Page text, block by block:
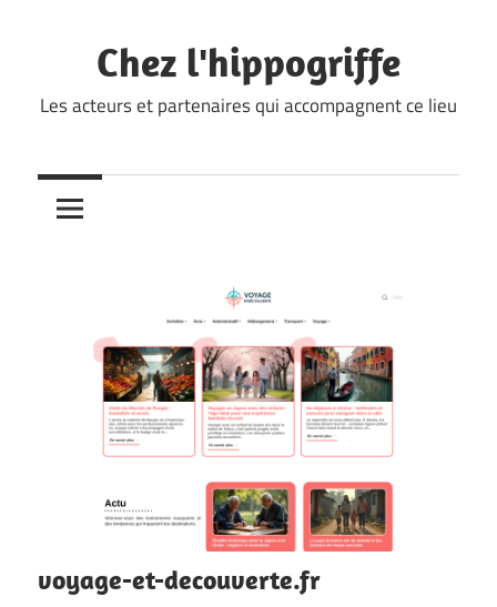
Chez l'hippogriffe
Les acteurs et partenaires qui accompagnent ce lieu
voyage-et-decouverte.fr